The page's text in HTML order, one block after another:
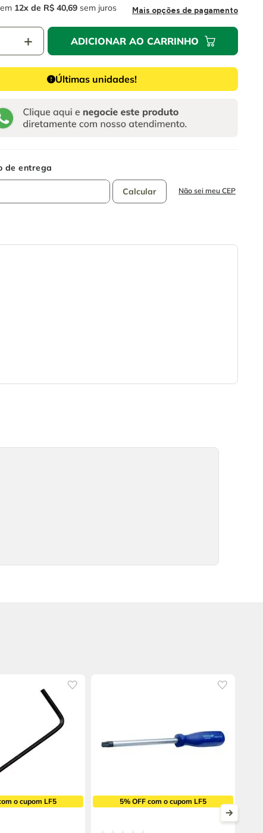
em 12 R$ 40,69 sem juros Mais opções de pagamento
＋ ADICIONAR AO CARRINHO
Últimas unidades!
Não sei meu CEP
o cupom LF5 5% OFF com o cupom LF5